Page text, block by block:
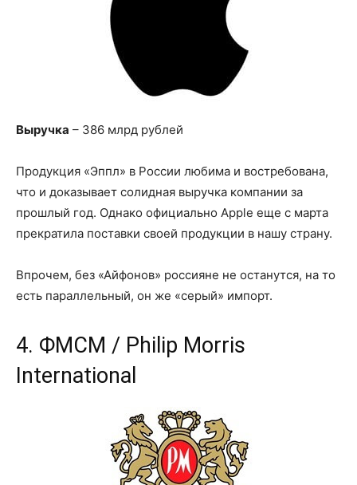
Выручка – 386 млрд рублей
Продукция «Эппл» в России любима и востребована,
что и доказывает солидная выручка компании за
прошлый год. Однако официально Apple еще с марта
прекратила поставки своей продукции в нашу страну.
Впрочем, без «Айфонов» россияне не останутся, на то
есть параллельный, он же «серый» импорт.
4. ФМСМ / Philip Morris
International